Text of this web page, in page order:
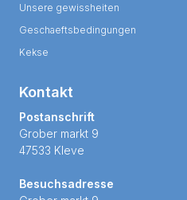
Unsere gewissheiten
Geschaeftsbedingungen
Kekse
Kontakt
Postanschrift
Grober markt 9
47533 Kleve
Besuchsadresse